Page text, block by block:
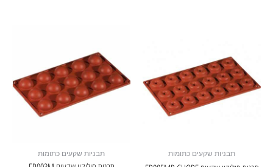
תבניות שקעים כתומות תבניות שקעים כתומות